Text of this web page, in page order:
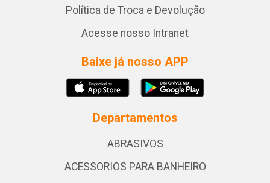
Política de Troca e Devolução
Acesse nosso Intranet
Baixe já nosso APP
Departamentos
ABRASIVOS
ACESSORIOS PARA BANHEIRO